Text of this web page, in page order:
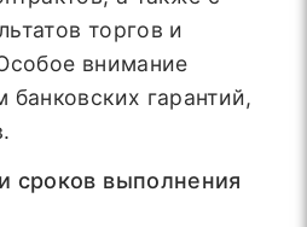
торгов и
внимание
банковских гарантий,
сроков выполнения